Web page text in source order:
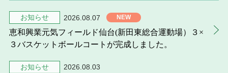
ソーシャルメディアポリシー
2026.08.07
お知らせ
恵和興業元気フィールド仙台(新田東総合運動場）３×
３バスケットボールコートが完成しました。
2026.08.03
お知らせ